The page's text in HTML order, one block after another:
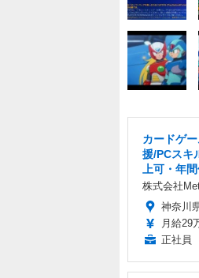
カードゲ
援/PCスキ
上可・年
株式会社
神奈川
月給29
正社員